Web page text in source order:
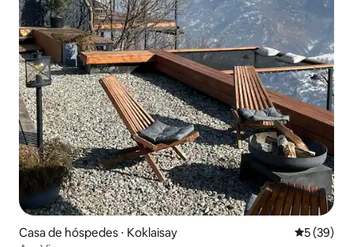
Casa de hóspedes ⋅ Koklaisay 5 de uma
5 (39)